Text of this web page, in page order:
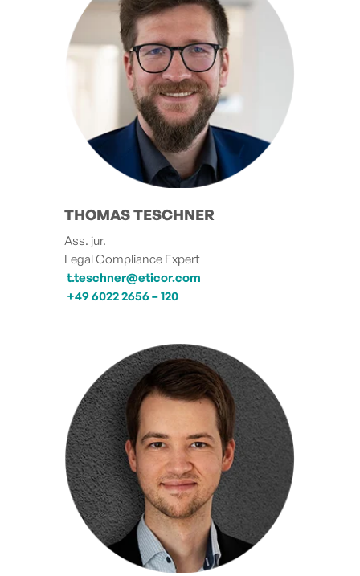
THOMAS TESCHNER
Ass. jur.
Legal Compliance Expert
t.teschner@eticor.com
+49 6022 2656 – 120